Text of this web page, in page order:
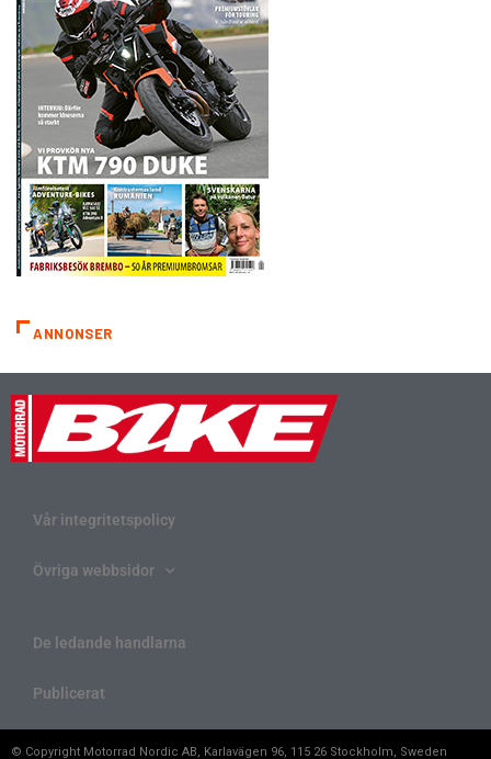
ANNONSER
Vår integritetspolicy
Övriga webbsidor
De ledande handlarna
Publicerat
© Copyright Motorrad Nordic AB, Karlavägen 96, 115 26 Stockholm, Sweden